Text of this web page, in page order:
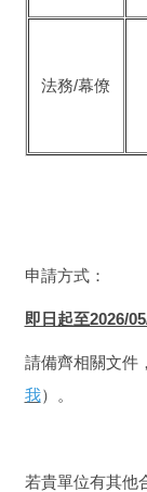
法務/幕僚
申請方式：
即日起至2026/
請備齊相關文件
我）。
若貴單位有其他